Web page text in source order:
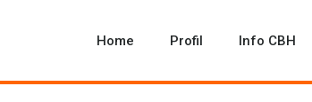
Home Profil Info CBH